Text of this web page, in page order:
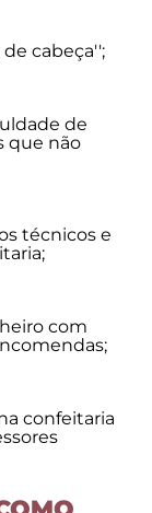
cabeça'';
de
que não
técnicos e
com
confeitaria